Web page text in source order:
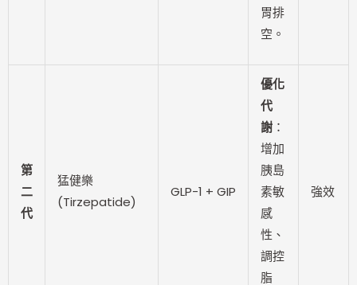
胃排
空。
第
二
代
猛健樂
(Tirzepatide)
GLP-1 + GIP
優化
代
謝 ：
增加
胰島
素敏
感
性、
調控
脂
強效